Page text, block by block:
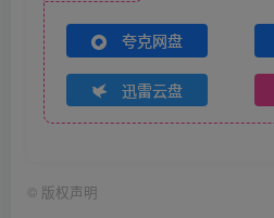
夸克网盘
迅雷云盘
© 版权声明